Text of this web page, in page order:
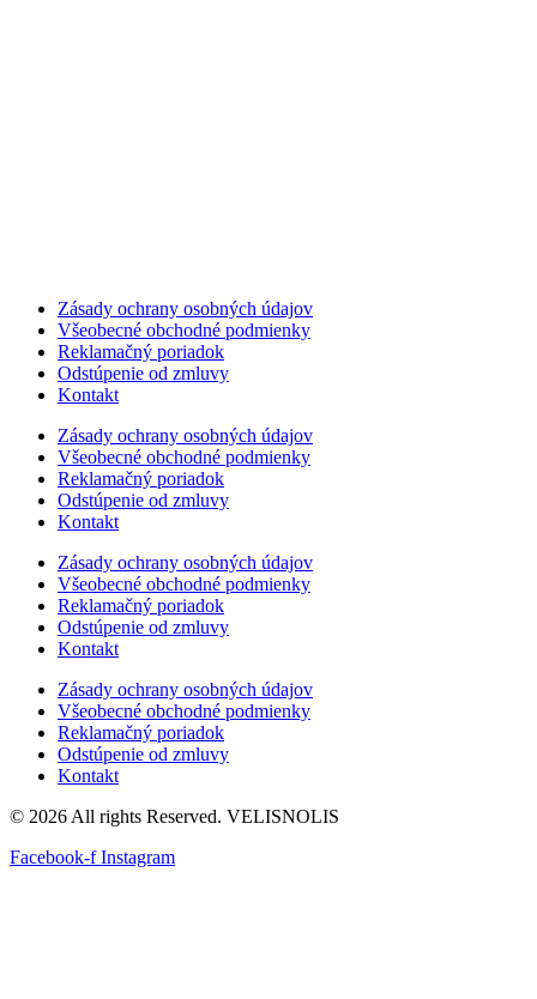
Zásady ochrany osobných údajov
Všeobecné obchodné podmienky
Reklamačný poriadok
Odstúpenie od zmluvy
Kontakt
Zásady ochrany osobných údajov
Všeobecné obchodné podmienky
Reklamačný poriadok
Odstúpenie od zmluvy
Kontakt
Zásady ochrany osobných údajov
Všeobecné obchodné podmienky
Reklamačný poriadok
Odstúpenie od zmluvy
Kontakt
Zásady ochrany osobných údajov
Všeobecné obchodné podmienky
Reklamačný poriadok
Odstúpenie od zmluvy
Kontakt
© 2026 All rights Reserved. VELISNOLIS
Facebook-f Instagram